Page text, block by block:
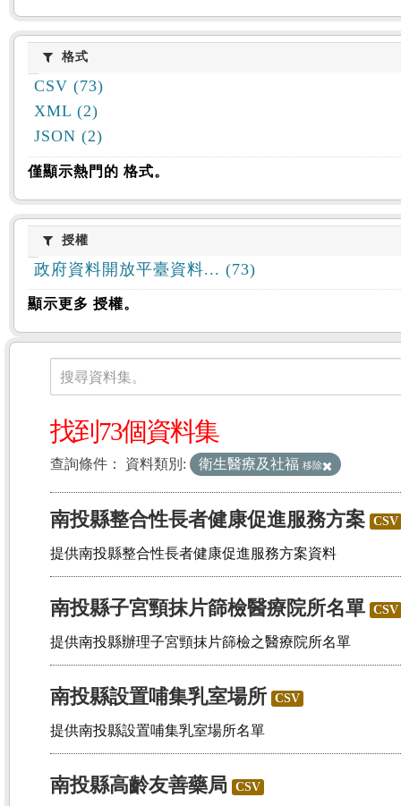
格式格式
CSV (73)
XML (2)
JSON (2)
僅顯示熱門的 格式。
授權授權
政府資料開放平臺資料... (73)
顯示更多 授權。
資料集
搜尋資料集。
找到73個資料集
查詢條件： 資料類別: 衛生醫療及社福 移除
南投縣整合性長者健康促進服務方案 CSV
提供南投縣整合性長者健康促進服務方案資料
南投縣子宮頸抹片篩檢醫療院所名單 CSV
提供南投縣辦理子宮頸抹片篩檢之醫療院所名單
南投縣設置哺集乳室場所 CSV
提供南投縣設置哺集乳室場所名單
南投縣高齡友善藥局 CSV